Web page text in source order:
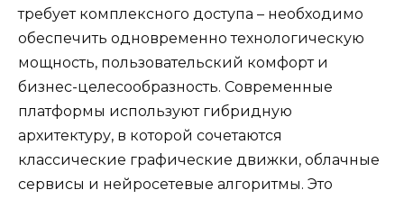
требует комплексного доступа – необходимо
обеспечить одновременно технологическую
мощность, пользовательский комфорт и
бизнес-целесообразность. Современные
платформы используют гибридную
архитектуру, в которой сочетаются
классические графические движки, облачные
сервисы и нейросетевые алгоритмы. Это